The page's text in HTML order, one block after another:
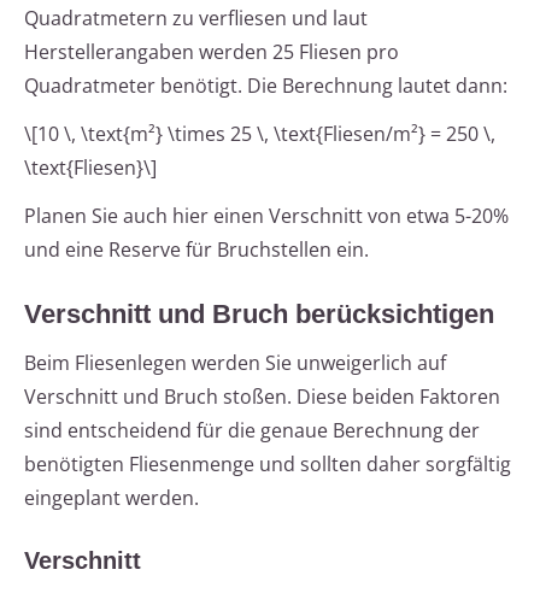
Quadratmetern zu verfliesen und laut
Herstellerangaben werden 25 Fliesen pro
Quadratmeter benötigt. Die Berechnung lautet dann:
\[10 \, \text{m²} \times 25 \, \text{Fliesen/m²} = 250 \,
\text{Fliesen}\]
Planen Sie auch hier einen Verschnitt von etwa 5-20%
und eine Reserve für Bruchstellen ein.
Verschnitt und Bruch berücksichtigen
Beim Fliesenlegen werden Sie unweigerlich auf
Verschnitt und Bruch stoßen. Diese beiden Faktoren
sind entscheidend für die genaue Berechnung der
benötigten Fliesenmenge und sollten daher sorgfältig
eingeplant werden.
Verschnitt